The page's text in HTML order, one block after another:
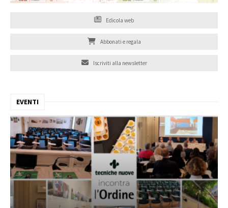
Edicola web
Abbonati e regala
Iscriviti alla newsletter
EVENTI